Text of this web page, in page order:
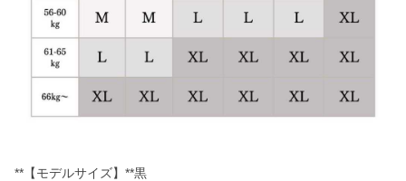
**【モデルサイズ】**黒